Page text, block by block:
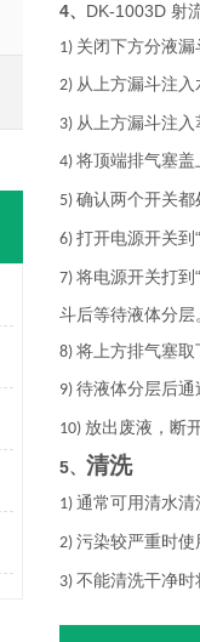
4、 DK-1003D 射
1) 关闭下方分液
2) 从上方漏斗注入
3) 从上方漏斗注入
4) 将顶端排气塞
5) 确认两个开关都
6) 打开电源开关到
7)将电源开关打到
斗后等待液体分层
8) 将上方排气塞取
9) 待液体分层后
10) 放出废液，断
5、 清洗
1) 通常可用清水清
2) 污染较严重时使
3) 不能清洗干净